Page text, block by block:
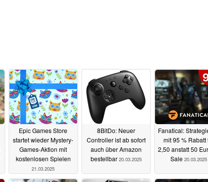
Epic Games Store
startet wieder Mystery-
Games-Aktion mit
kostenlosen Spielen
21.03.2025
8BitDo: Neuer
Controller ist ab sofort
auch über Amazon
bestellbar 20.03.2025
Fanatical:
mit 95 % Rabatt
2,50 anstatt 50
Sale 20.03.2025